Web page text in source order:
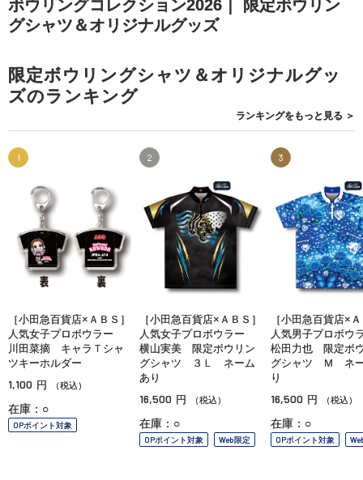
ボウリングコレクション2026｜ 限定ボウリン
グシャツ＆オリジナルグッズ
限定ボウリングシャツ＆オリジナルグッ
ズのランキング
ランキングをもっと見る ＞
1
［小田急百貨店×ＡＢＳ］
人気女子プロボウラー
川田菜摘 キャラＴシャ
ツキーホルダー
1,100 円 （税込）
在庫：○
OPポイント対象
2
［小田急百貨店×ＡＢＳ］
人気女子プロボウラー
横山実美 限定ボウリン
グシャツ ３Ｌ ネーム
あり
16,500 円 （税込）
在庫：○
OPポイント対象 Web限定
3
［小田急百貨店×
人気男子プロボ
松田力也 限定ボ
グシャツ Ｍ ネ
り
16,500 円 （税込）
在庫：○
OPポイント対象